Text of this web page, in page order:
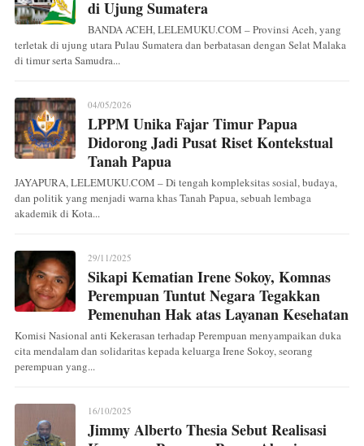
di Ujung Sumatera
BANDA ACEH, LELEMUKU.COM – Provinsi Aceh, yang
terletak di ujung utara Pulau Sumatera dan berbatasan dengan Selat Malaka
di timur serta Samudra...
04/05/2026
LPPM Unika Fajar Timur Papua
Didorong Jadi Pusat Riset Kontekstual
Tanah Papua
JAYAPURA, LELEMUKU.COM – Di tengah kompleksitas sosial, budaya,
dan politik yang menjadi warna khas Tanah Papua, sebuah lembaga
akademik di Kota...
29/11/2025
Sikapi Kematian Irene Sokoy, Komnas
Perempuan Tuntut Negara Tegakkan
Pemenuhan Hak atas Layanan Kesehatan
Komisi Nasional anti Kekerasan terhadap Perempuan menyampaikan duka
cita mendalam dan solidaritas kepada keluarga Irene Sokoy, seorang
perempuan yang...
16/10/2025
Jimmy Alberto Thesia Sebut Realisasi